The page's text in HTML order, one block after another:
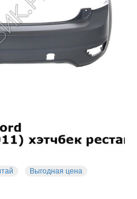
Выгодная цена